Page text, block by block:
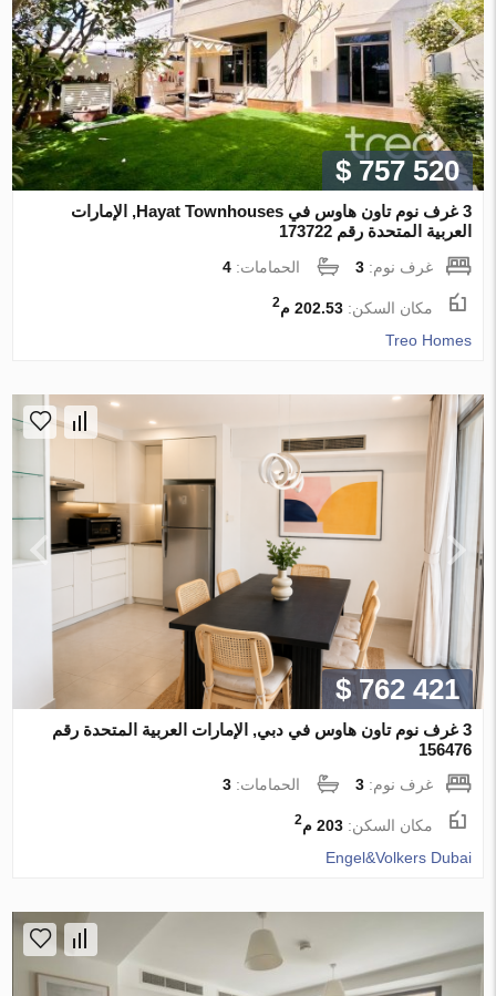
$ 757 520
3 غرف نوم تاون هاوس في Hayat Townhouses, الإمارات
العربية المتحدة رقم 173722
غرف نوم:3 الحمامات:4
مكان السكن:202.53 م 2
Treo Homes
$ 762 421
3 غرف نوم تاون هاوس في دبي, الإمارات العربية المتحدة رقم
156476
غرف نوم:3 الحمامات:3
مكان السكن:203 م 2
Engel&Volkers Dubai